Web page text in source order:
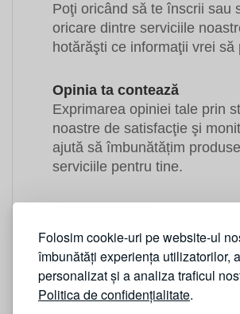
Folosim cookie-uri pe website-ul
îmbunătăți experiența utilizatorilor,
personalizat și a analiza traficul
Politica de confidențialitate.
Poţi oricând să te înscrii sau
oricare dintre serviciile
hotărăşti ce informaţii vrei să
Opinia ta contează
Exprimarea opiniei tale prin
noastre de satisfacţie şi
ajută să îmbunătățim
serviciile pentru tine.
Oferte personalizate,
și campanii sezoniere -
privire la datele personale îți
îmbunătăți experiența ca
vehicul.